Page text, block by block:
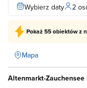
Wybierz daty 2
Pokaż55 obiektówz
Mapa
Altenmarkt-Zauchensee